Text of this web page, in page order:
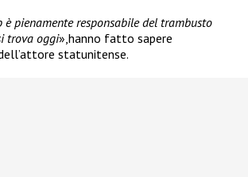
è pienamente responsabile del trambusto
trova oggi»,hanno fatto sapere
statunitense.